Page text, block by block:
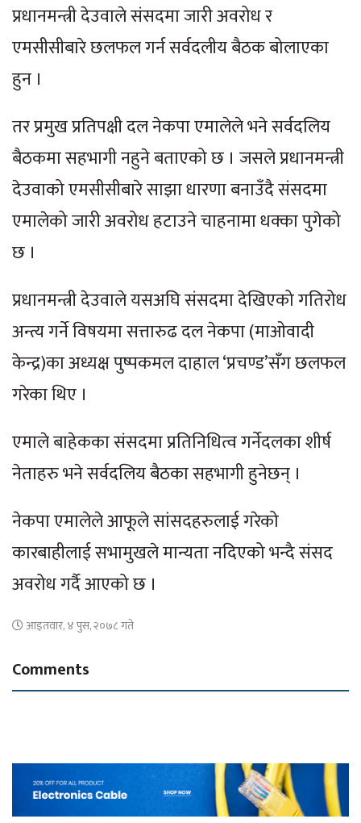
प्रधानमन्त्री देउवाले संसदमा जारी अवरोध र
एमसीसीबारे छलफल गर्न सर्वदलीय बैठक बोलाएका
हुन ।
तर प्रमुख प्रतिपक्षी दल नेकपा एमालेले भने सर्वदलिय
बैठकमा सहभागी नहुने बताएको छ । जसले प्रधानमन्त्री
देउवाको एमसीसीबारे साझा धारणा बनाउँदै संसदमा
एमालेको जारी अवरोध हटाउने चाहनामा धक्का पुगेको
छ ।
प्रधानमन्त्री देउवाले यसअघि संसदमा देखिएको गतिरोध
अन्त्य गर्ने विषयमा सत्तारुढ दल नेकपा (माओवादी
केन्द्र)का अध्यक्ष पुष्पकमल दाहाल ‘प्रचण्ड’सँग छलफल
गरेका थिए ।
एमाले बाहेकका संसदमा प्रतिनिधित्व गर्नेदलका शीर्ष
नेताहरु भने सर्वदलिय बैठका सहभागी हुनेछन् ।
नेकपा एमालेले आफूले सांसदहरुलाई गरेको
कारबाहीलाई सभामुखले मान्यता नदिएको भन्दै संसद
अवरोध गर्दै आएको छ ।
आइतवार, ४ पुस, २०७८ गते
Comments